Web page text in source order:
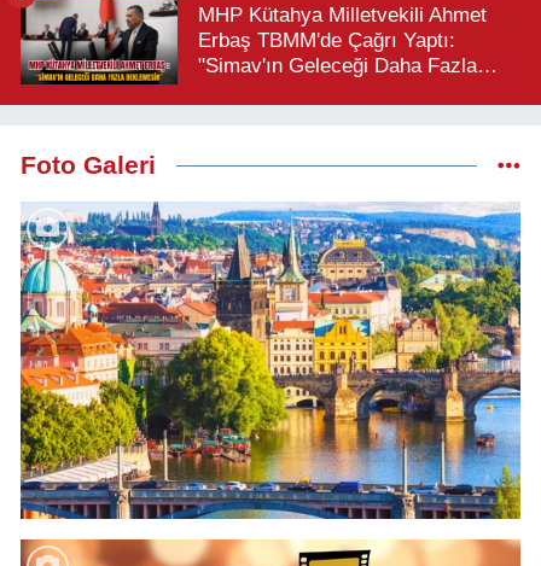
MHP Kütahya Milletvekili Ahmet
Erbaş TBMM'de Çağrı Yaptı:
"Simav'ın Geleceği Daha Fazla
Foto Galeri